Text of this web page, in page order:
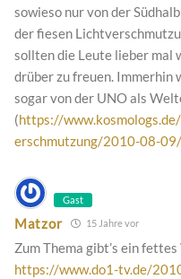
sowieso nur von der
der fiesen
sollten die Leute lieber mal
drüber zu freuen. Immerhin
sogar von der UNO als
(https://
erschmutzung/2010-08-
Gast
Matzor 15 Jahre vor
Zum Thema gibt’s ein
https://www.do1-tv.de/